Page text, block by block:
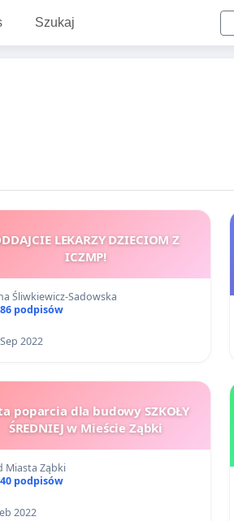
Szukaj
LEKARZY DZIECIOM Z
ICZMP!
Śliwkiewicz-Sadowska
podpisów
2022
poparcia dla budowy SZKOŁY
ŚREDNIEJ w Mieście Ząbki
Miasta Ząbki
podpisów
2022